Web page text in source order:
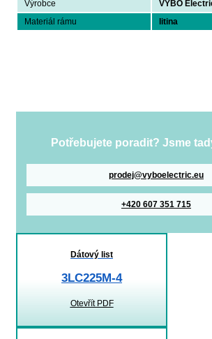
Výrobce
VYBO
Materiál rámu
litina
Potřebujete poradit? Jsme
prodej@vyboelectric.eu
+420 607 351 715
Dátový list
3LC225M-4
Otevřít PDF